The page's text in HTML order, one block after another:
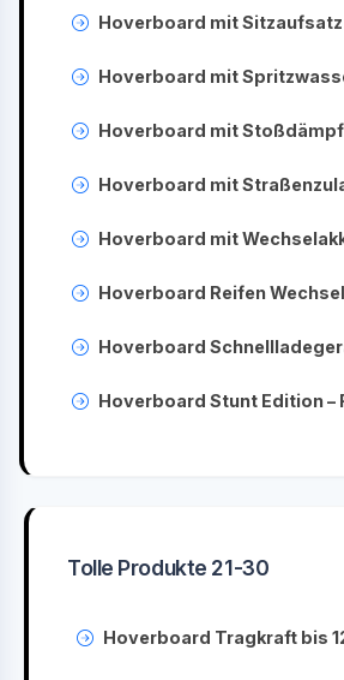
Tolle Produkte 21-30